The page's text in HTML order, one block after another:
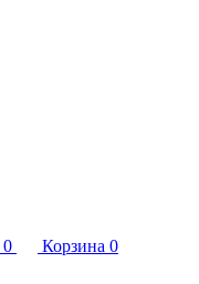
0 Корзина 0